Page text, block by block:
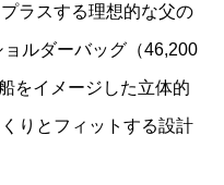
ラスする理想的な父の
ルダーバッグ（46,200
をイメージした立体的
りとフィットする設計